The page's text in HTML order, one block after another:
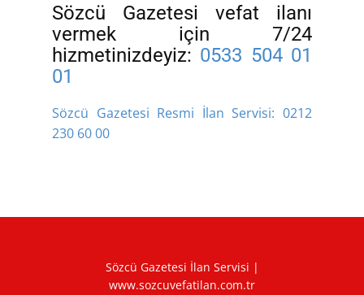
Sözcü Gazetesi vefat ilanı
vermek için 7/24
hizmetinizdeyiz: 0533 504 01
01
Sözcü Gazetesi Resmi İlan Servisi: 0212
230 60 00
Sözcü Gazetesi İlan Servisi |
www.sozcuvefatilan.com.tr